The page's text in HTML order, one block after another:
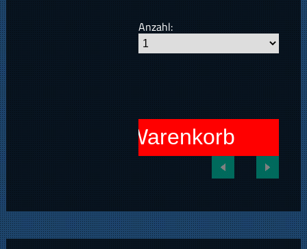
Anzahl:
In den Warenkorb